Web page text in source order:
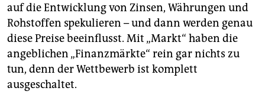
auf die Entwicklung von Zinsen, Währungen und
Rohstoffen spekulieren – und dann werden genau
diese Preise beeinflusst. Mit „Markt“ haben die
angeblichen „Finanzmärkte“ rein gar nichts zu
tun, denn der Wettbewerb ist komplett
ausgeschaltet.